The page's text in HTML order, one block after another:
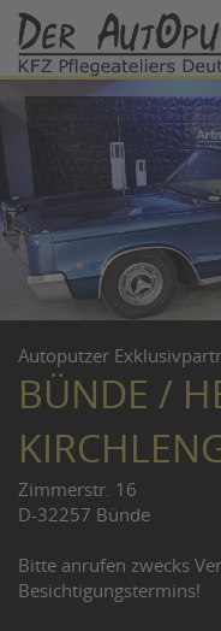
Autoputzer
BÜNDE /
Zimmerstr. 16
D-32257 Bünde
Bitte anrufen zwecks
Besichtigungstermins!